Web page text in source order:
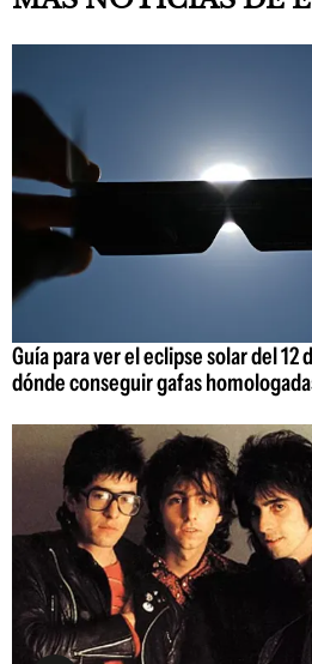
Guía para ver el eclipse solar del 12
dónde conseguir gafas